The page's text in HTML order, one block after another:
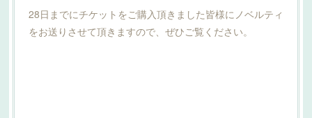
28日までにチケットをご購入頂きました皆様にノベルティ
をお送りさせて頂きますので、ぜひご覧ください。